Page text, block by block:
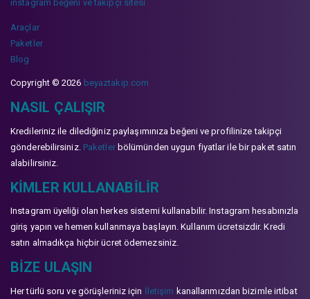
instagram beğeni ve takipçi sitesi
Araçlar
Paketler
Blog
Copyright © 2026 beyaztakip.com
NASIL ÇALIŞIR
Kredileriniz ile dilediğiniz paylaşımınıza beğeni ve profilinize takipçi
gönderebilirsiniz. Paketlerbölümünden uygun fiyatlar ile bir paket satın
alabilirsiniz.
KIMLER KULLANABILIR
Instagram üyeliği olan herkes sistemi kullanabilir. Instagram hesabınızla
giriş yapın ve hemen kullanmaya başlayın. Kullanım ücretsizdir. Kredi
satın almadıkça hiçbir ücret ödemezsiniz.
BIZE ULAŞIN
Her türlü soru ve görüşleriniz için İletişim kanallarımızdan bizimle irtibat